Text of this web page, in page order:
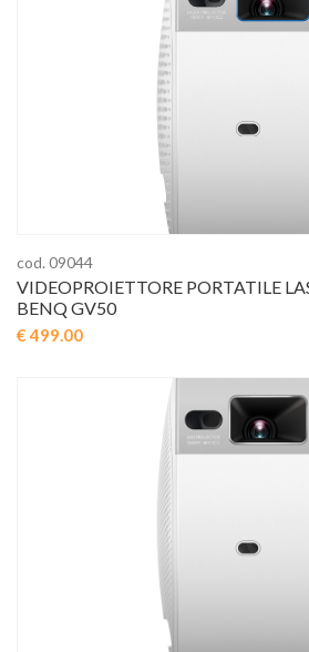
cod. 09044
VIDEOPROIETTORE PORTATILE
BENQ GV50
€ 499.00